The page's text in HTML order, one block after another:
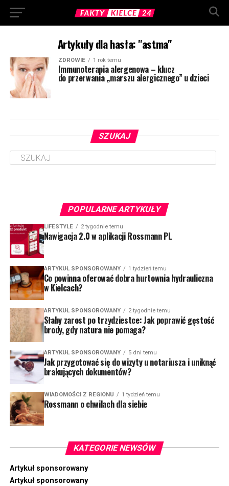
Artykuły dla hasła: "astma"
ZDROWIE 1 rok temu
Immunoterapia alergenowa – klucz
do przerwania „marszu alergicznego” u dzieci
SZUKAJ
POPULARNE ARTYKUŁY
LIFESTYLE 2 tygodnie temu
Nawigacja 2.0 w aplikacji Rossmann PL
ARTYKUŁ SPONSOROWANY 1 tydzień temu
Co powinna oferować dobra hurtownia hydrauliczna
w Kielcach?
ARTYKUŁ SPONSOROWANY 2 tygodnie temu
Słaby zarost po trzydziestce: Jak poprawić gęstość
brody, gdy natura nie pomaga?
ARTYKUŁ SPONSOROWANY 5 dni temu
Jak przygotować się do wizyty u notariusza i uniknąć
brakujących dokumentów?
WIADOMOŚCI Z REGIONU 1 tydzień temu
Rossmann o chwilach dla siebie
KATEGORIE NEWSÓW
Artykuł sponsorowany
Artykuł sponsorowany